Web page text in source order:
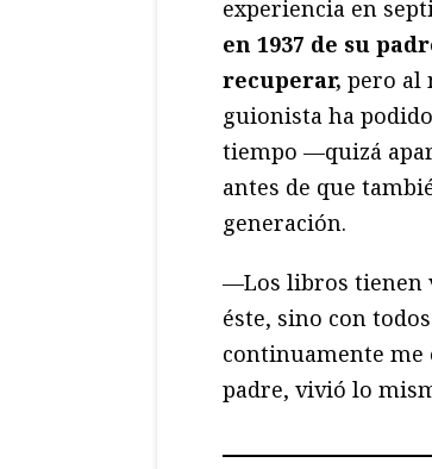
experiencia en
en 1937 de su
recuperar, pero al
guionista ha
tiempo —quizá
antes de que
generación.
—Los libros tienen
éste, sino con
continuamente me
padre, vivió lo